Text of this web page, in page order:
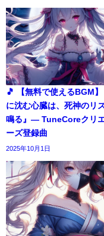
🎵 【無料で使えるBGM
に沈む心臓は、死神のリ
鳴る』― TuneCoreクリ
ーズ登録曲
2025年10月1日